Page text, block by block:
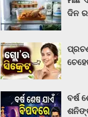
ଦିନ
ବର୍ଷ